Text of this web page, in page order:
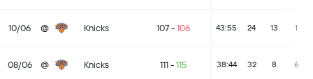
10/06 @ Knicks 107 - 106 43:55 24 13 1
08/06 @ Knicks 111 - 115 38:44 32 8 6